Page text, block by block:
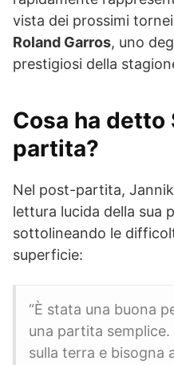
vista dei prossimi
Roland Garros, uno
prestigiosi della
Cosa ha detto
partita?
Nel post-partita,
lettura lucida della sua
sottolineando le
superficie:
“È stata una buona
una partita
sulla terra e bisogna